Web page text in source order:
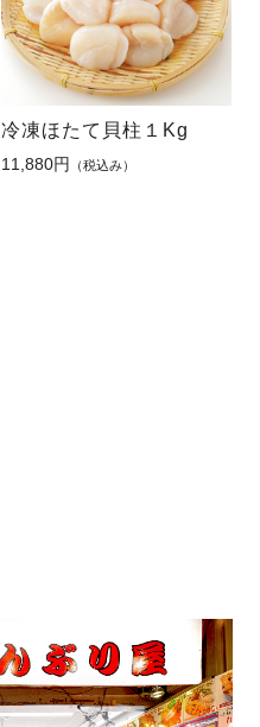
冷凍ほたて貝柱１Kg
11,880円 （税込み）